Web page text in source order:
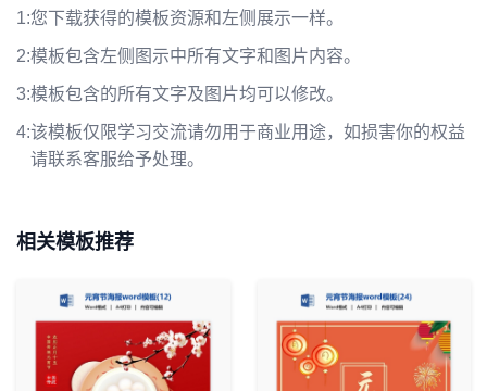
1:您下载获得的模板资源和左侧展示一样。
2:模板包含左侧图示中所有文字和图片内容。
3:模板包含的所有文字及图片均可以修改。
4:该模板仅限学习交流请勿用于商业用途，如损害你的权益
请联系客服给予处理。
相关模板推荐